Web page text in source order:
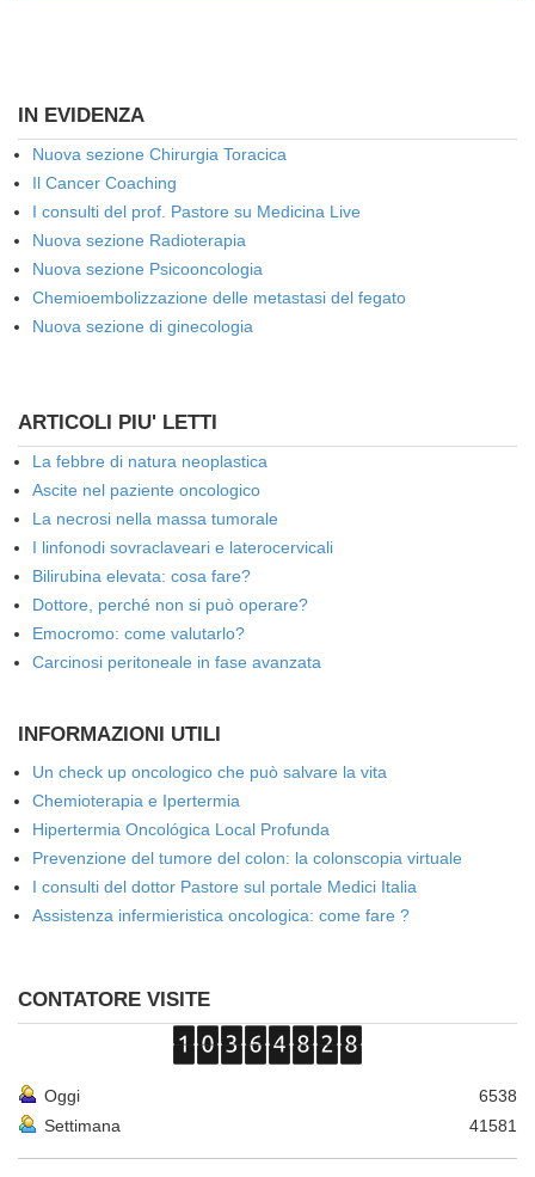
IN EVIDENZA
Nuova sezione Chirurgia Toracica
Il Cancer Coaching
I consulti del prof. Pastore su Medicina Live
Nuova sezione Radioterapia
Nuova sezione Psicooncologia
Chemioembolizzazione delle metastasi del fegato
Nuova sezione di ginecologia
ARTICOLI PIU' LETTI
La febbre di natura neoplastica
Ascite nel paziente oncologico
La necrosi nella massa tumorale
I linfonodi sovraclaveari e laterocervicali
Bilirubina elevata: cosa fare?
Dottore, perché non si può operare?
Emocromo: come valutarlo?
Carcinosi peritoneale in fase avanzata
INFORMAZIONI UTILI
Un check up oncologico che può salvare la vita
Chemioterapia e Ipertermia
Hipertermia Oncológica Local Profunda
Prevenzione del tumore del colon: la colonscopia virtuale
I consulti del dottor Pastore sul portale Medici Italia
Assistenza infermieristica oncologica: come fare ?
CONTATORE VISITE
Oggi
6538
Settimana
41581